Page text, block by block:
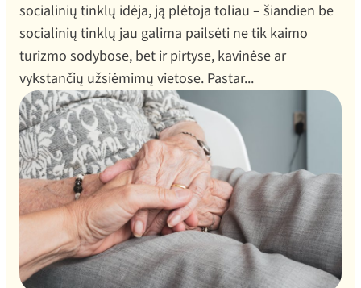
socialinių tinklų idėja, ją plėtoja toliau – šiandien be
socialinių tinklų jau galima pailsėti ne tik kaimo
turizmo sodybose, bet ir pirtyse, kavinėse ar
vykstančių užsiėmimų vietose. Pastar...